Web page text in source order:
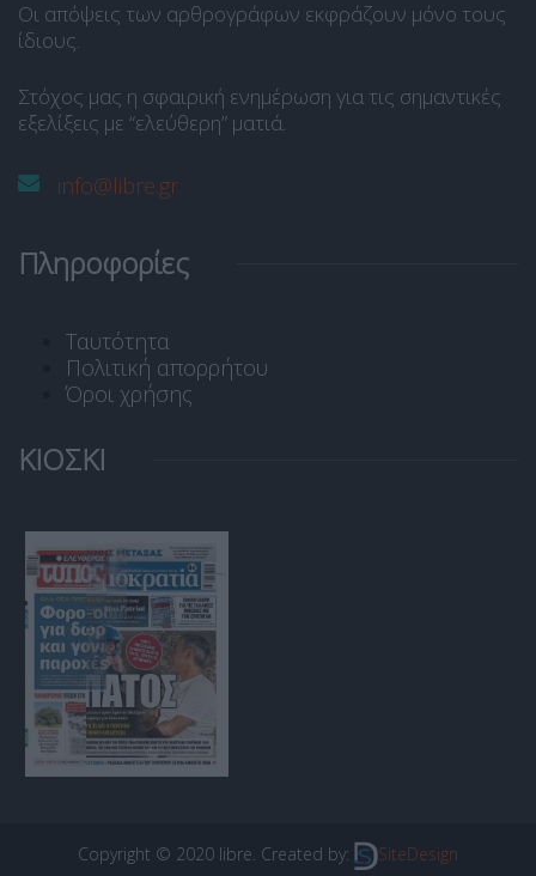
Οι απόψεις των αρθρογράφων εκφράζουν μόνο τους
ίδιους.
Στόχος μας η σφαιρική ενημέρωση για τις σημαντικές
εξελίξεις με “ελεύθερη” ματιά.
info@libre.gr
Πληροφορίες
Ταυτότητα
Πολιτική απορρήτου
Όροι χρήσης
ΚΙΟΣΚΙ
Copyright © 2020 libre. Created by: SiteDesign